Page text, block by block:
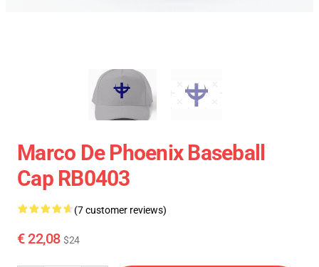
Marco De Phoenix Baseball
Cap RB0403
(7 customer reviews)
€ 22,08 $24